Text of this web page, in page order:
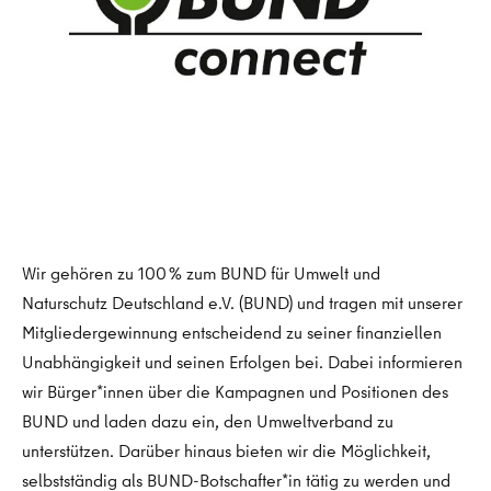
Wir gehören zu 100 % zum BUND für Umwelt und
Naturschutz Deutschland e.V. (BUND) und tragen mit unserer
Mitgliedergewinnung entscheidend zu seiner finanziellen
Unabhängigkeit und seinen Erfolgen bei. Dabei informieren
wir Bürger*innen über die Kampagnen und Positionen des
BUND und laden dazu ein, den Umweltverband zu
unterstützen. Darüber hinaus bieten wir die Möglichkeit,
selbstständig als BUND-Botschafter*in tätig zu werden und